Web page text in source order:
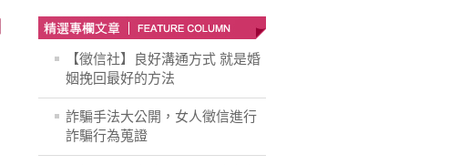
【徵信社】良好溝通方式 就是婚
姻挽回最好的方法
詐騙手法大公開，女人徵信進行
詐騙行為蒐證